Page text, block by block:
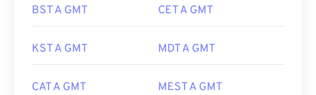
BST A GMT CET A GMT
KST A GMT MDT A GMT
CAT A GMT MEST A GMT